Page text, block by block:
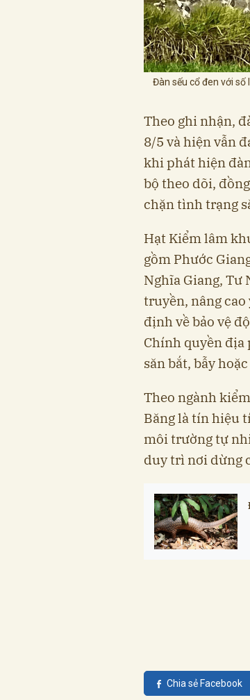
Đàn sếu cổ đen với
Theo ghi nhận,
8/5 và hiện vẫn
khi phát hiện
bộ theo dõi,
chặn tình trạng
Hạt Kiểm lâm
gồm Phước
Nghĩa Giang,
truyền, nâng
định về bảo vệ
Chính quyền địa
săn bắt, bẫy
Theo ngành
Băng là tín hiệu
môi trường tự
duy trì nơi dừng
Chia sẻ Facebook